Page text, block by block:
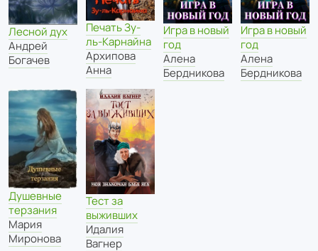
Лесной дух
Андрей
Богачев
Печать Зу-
ль-Карнайна
Архипова
Анна
Игра в новый
год
Алена
Бердникова
Игра в новый
год
Алена
Бердникова
Душевные
терзания
Мария
Миронова
Тест за
выживших
Идалия
Вагнер